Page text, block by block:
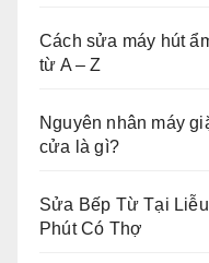
Cách sửa máy hút
từ A – Z
Nguyên nhân máy
cửa là gì?
Sửa Bếp Từ Tại
Phút Có Thợ